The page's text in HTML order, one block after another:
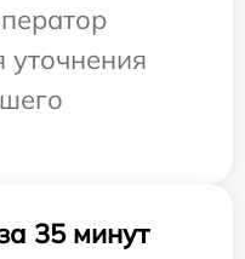
уточнения
35 минут